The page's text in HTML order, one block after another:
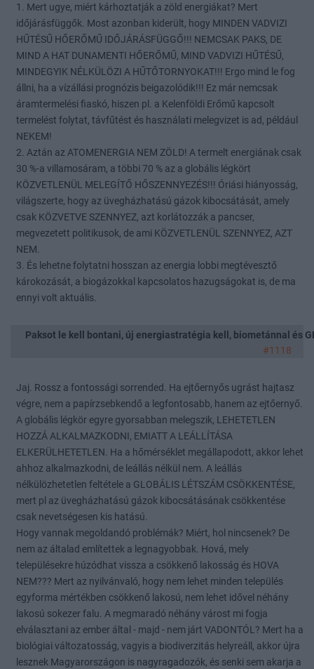
1. Mert ugye, miért kárhoztatják a zöld energiákat? Mert
időjárásfüggők. Most azonban kiderült, hogy MINDEN VADVIZI
HŰTÉSŰ HŐERŐMŰ IDŐJÁRÁSFÜGGŐ!!! NEMCSAK PAKS, DE
MIND A HAT DUNAMENTI HŐERŐMŰ, MIND VADVIZI HŰTÉSŰ,
MINDEGYIK NÉLKÜLÖZI A HŰTŐTORNYOKAT!!! Ergo mind le fog
állni, ha a vízállási prognózis beigazolódik!!! Ez már nemcsak
áramtermelési fiaskó, hiszen pl. a Kelenföldi Erőmű kapcsolt
termelést folytat, távfűtést és használati melegvizet is ad, például
NEKEM!
2. Aztán az ATOMENERGIA NEM ZÖLD! A termelt energiának csak
30 %-a villamosáram, a többi 70 % az a globális légkört
KÖZVETLENÜL MELEGÍTŐ HŐSZENNYEZÉS!!! Óriási hiányosság,
világszerte, hogy az üvegházhatású gázok kibocsátását, amely
csak KÖZVETVE SZENNYEZ, azt korlátozzák a pancser,
megvezetett politikusok, de ami KÖZVETLENÜL SZENNYEZ, AZT
NEM.
3. És lehetne folytatni hosszan az energia lobbi megtévesztő
károkozását, a biogázokkal kapcsolatos hazugságokat is, de ma
ennyi volt aktuális.
Paksot le kell bontani, új energiastratégia kell, biometánnal és
#1118
Jaj. Rossz a fontossági sorrended. Ha ejtőernyős ugrást hajtasz
végre, nem a papírzsebkendő a legfontosabb, hanem az ejtőernyő.
A globális légkör egyre gyorsabban melegszik, LEHETETLEN
HOZZÁ ALKALMAZKODNI, EMIATT A LEÁLLÍTÁSA
ELKERÜLHETETLEN. Ha a hőmérséklet megállapodott, akkor lehet
ahhoz alkalmazkodni, de leállás nélkül nem. A leállás
nélkülözhetetlen feltétele a GLOBÁLIS LÉTSZÁM CSÖKKENTÉSE,
mert pl az üvegházhatású gázok kibocsátásának csökkentése
csak nevetségesen kis hatású.
Hogy vannak megoldandó problémák? Miért, hol nincsenek? De
nem az általad említettek a legnagyobbak. Hová, mely
településekre húzódhat vissza a csökkenő lakosság és HOVA
NEM??? Mert az nyilvánvaló, hogy nem lehet minden település
egyforma mértékben csökkenő lakosú, nem lehet idővel néhány
lakosú sokezer falu. A megmaradó néhány várost mi fogja
elválasztani az ember által - majd - nem járt VADONTÓL? Mert ha a
biológiai változatosság, vagyis a biodiverzitás helyreáll, akkor újra
lesznek Magyarországon is nagyragadozók, és senki sem akarja a